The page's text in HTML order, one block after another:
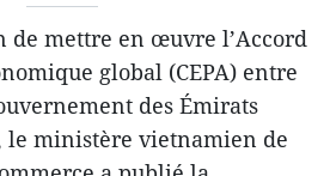
de mettre en œuvre l’Accord
global (CEPA) entre
des Émirats
le ministère vietnamien de